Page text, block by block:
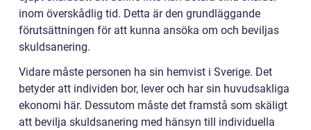
inom överskådlig tid. Detta är den grundläggande
förutsättningen för att kunna ansöka om och beviljas
skuldsanering.
Vidare måste personen ha sin hemvist i Sverige. Det
betyder att individen bor, lever och har sin huvudsakliga
ekonomi här. Dessutom måste det framstå som skäligt
att bevilja skuldsanering med hänsyn till individuella